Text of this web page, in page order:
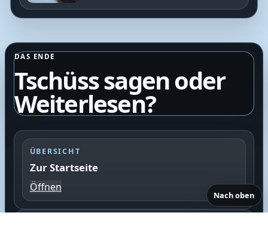
DAS ENDE
Tschüss sagen oder
Weiterlesen?
ÜBERSICHT
Zur Startseite
Öffnen
Nach oben